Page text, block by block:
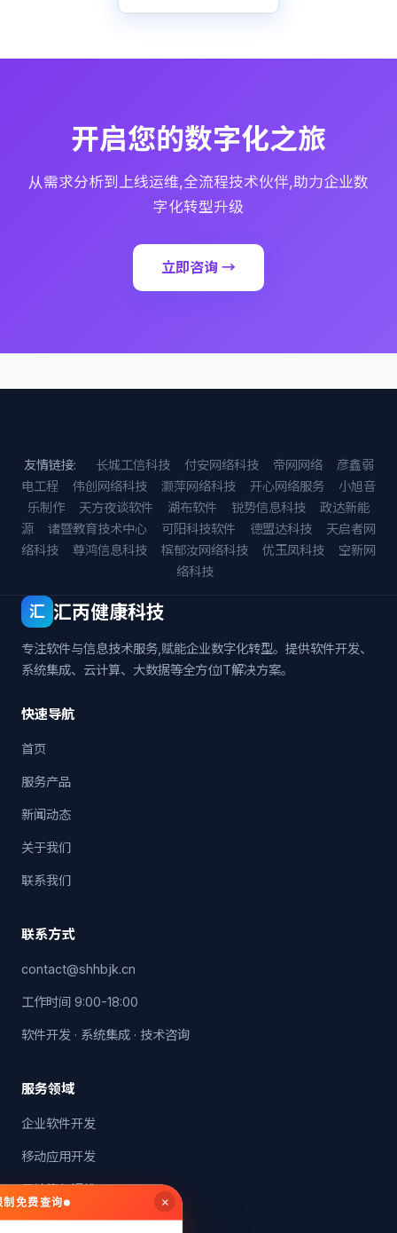
开启您的数字化之旅
从需求分析到上线运维,全流程技术伙伴,助力企业数
字化转型升级
立即咨询 →
友情链接: 长城工信科技 付安网络科技 帝网网络
彦鑫弱
电工程
伟创网络科技 灏萍网络科技 开心网络服务
小旭音
乐制作
天方夜谈软件 湖布软件 锐势信息科技
政达新能
源
诸暨教育技术中心 可阳科技软件 德盟达科技
天启者网
络科技
尊鸿信息科技 槟郁汝网络科技 优玉凤科技
空新网
络科技
汇 汇丙健康科技
专注软件与信息技术服务,赋能企业数字化转型。提供软件开发、
系统集成、云计算、大数据等全方位IT解决方案。
快速导航
首页
服务产品
新闻动态
关于我们
联系我们
联系方式
contact@shhbjk.cn
工作时间 9:00-18:00
软件开发 · 系统集成 · 技术咨询
服务领域
企业软件开发
移动应用开发
云计算与运维
系统集成
×
免费查询